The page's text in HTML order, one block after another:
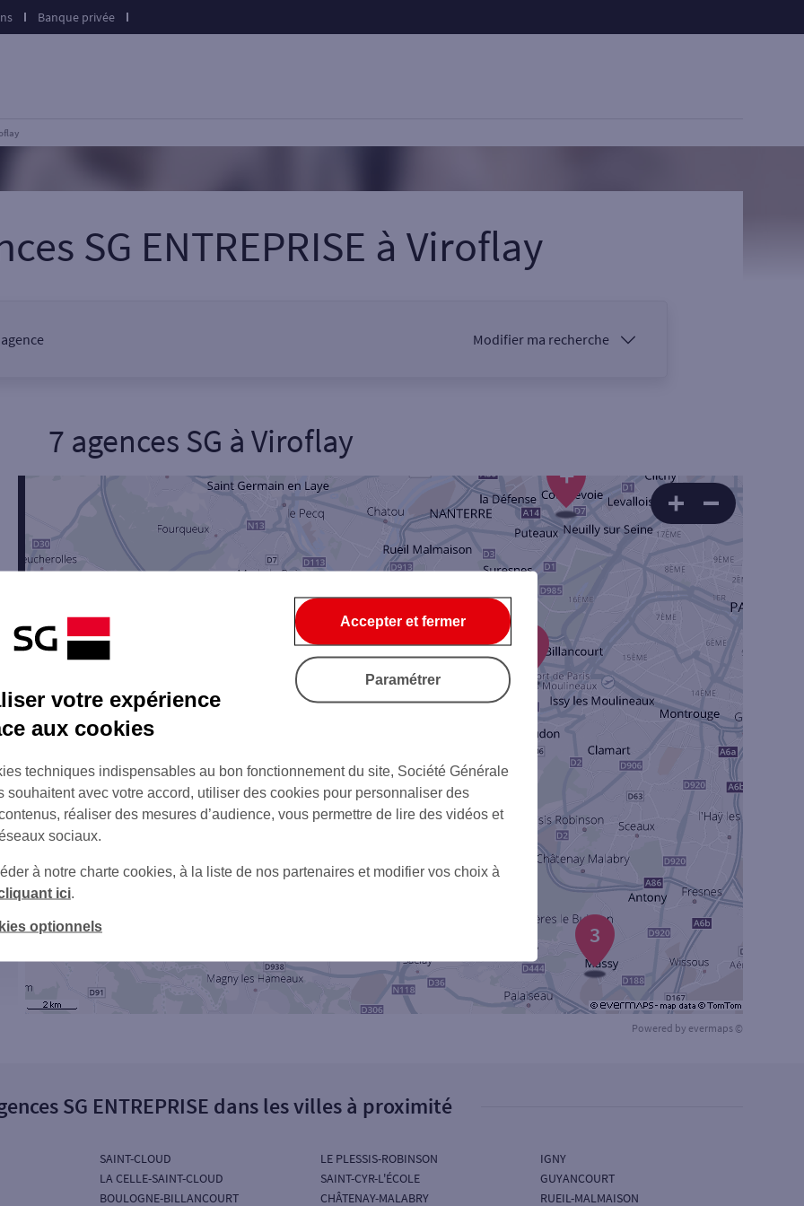
Banque privée
SG ENTREPRISE à Viroflay
Modifier ma recherche
Entreprise
Ouverte le lundi
Ville / Code postal Rechercher
7 agences SG à Viroflay
+
3
2
Powered by evermaps ©
SG ENTREPRISE dans les villes à proximité
SAINT-CLOUD
LA CELLE-SAINT-CLOUD
BOULOGNE-BILLANCOURT
LE PLESSIS-ROBINSON
SAINT-CYR-L'ÉCOLE
CHÂTENAY-MALABRY
IGNY
GUYANCOURT
RUEIL-MALMAISON
votre expérience
aux cookies
techniques indispensables au bon fonctionnement du site, Société Générale
souhaitent avec votre accord, utiliser des cookies pour personnaliser des
réaliser des mesures d’audience, vous permettre de lire des vidéos et
sociaux.
à notre charte cookies, à la liste de nos partenaires et modifier vos choix à
ici
optionnels
Accepter et fermer
Paramétrer